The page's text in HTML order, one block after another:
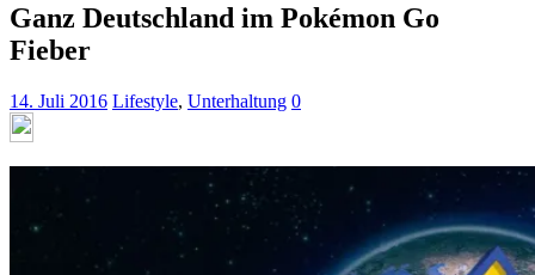
Ganz Deutschland im Pokémon Go
Fieber
14. Juli 2016 Lifestyle, Unterhaltung 0